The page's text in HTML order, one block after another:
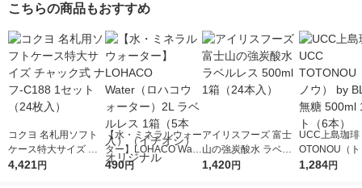
こちらの商品もおすすめ
コクヨ 名札用ソフト
ケース特大サイズ チ
ャック式 ナフ-C188 1
4,421円
【水・ミネラルウォー
ター】LOHACO Wate
r（ロハコウォータ
490円
アイリスフーズ 富士
山の強炭酸水 ラベル
レス 500ml 1箱（24
1,420円
UCC上島珈琲
OTONOU（
ウ） by
1,284円